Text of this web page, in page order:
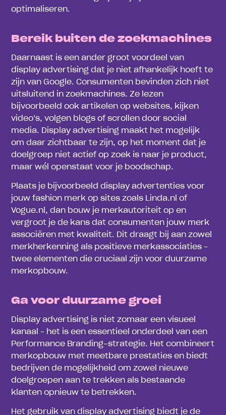
optimaliseren.
Bereik buiten de zoekmachines
Daarnaast is een ander groot voordeel van
display advertising dat je niet afhankelijk hoeft te
zijn van Google. Consumenten bevinden zich niet
uitsluitend in zoekmachines. Ze lezen
bijvoorbeeld ook artikelen op websites, kijken
video’s, volgen blogs of scrollen door social
media. Display advertising maakt het mogelijk
om daar zichtbaar te zijn, op het moment dat je
doelgroep niet actief op zoek is naar je product,
maar wél openstaat voor je boodschap.
Plaats je bijvoorbeeld display advertenties voor
jouw fashion merk op sites zoals Linda.nl of
Vogue.nl, dan bouw je merkautoriteit op en
vergroot je de kans dat consumenten jouw merk
associëren met kwaliteit. Dit draagt bij aan zowel
merkherkenning als positieve merkassociaties –
twee elementen die cruciaal zijn voor duurzame
merkopbouw.
Ga voor duurzame groei
Display advertising is niet zomaar een visueel
kanaal – het is een essentieel onderdeel van een
Performance Branding-strategie. Het combineert
merkopbouw met meetbare prestaties en biedt
bedrijven de mogelijkheid om zowel nieuwe
doelgroepen aan te trekken als bestaande
klanten opnieuw te betrekken.
Het gebruik van display advertising biedt je de